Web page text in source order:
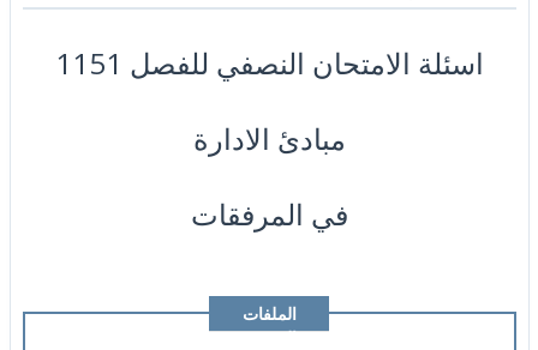
اسئلة الامتحان النصفي للفصل 1151
مبادئ الادارة
في المرفقات
الملفات
المرفقة